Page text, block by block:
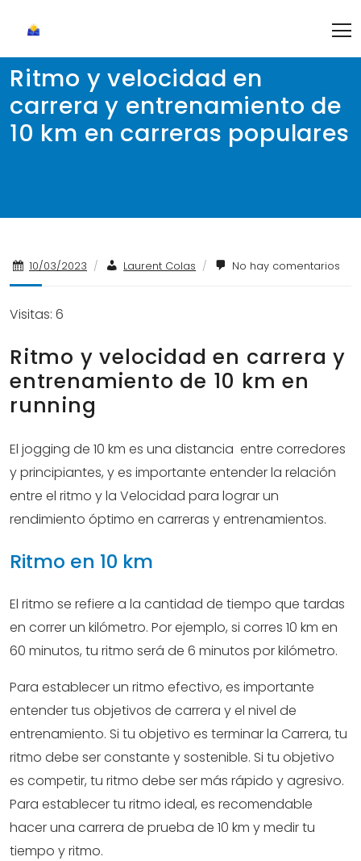
content
Ritmo y velocidad en
carrera y entrenamiento de
10 km en carreras populares
10/03/2023 / Laurent Colas / No hay comentarios
Visitas: 6
Ritmo y velocidad en carrera y
entrenamiento de 10 km en
running
El jogging de 10 km es una distancia entre corredores
y principiantes, y es importante entender la relación
entre el ritmo y la Velocidad para lograr un
rendimiento óptimo en carreras y entrenamientos.
Ritmo en 10 km
El ritmo se refiere a la cantidad de tiempo que tardas
en correr un kilómetro. Por ejemplo, si corres 10 km en
60 minutos, tu ritmo será de 6 minutos por kilómetro.
Para establecer un ritmo efectivo, es importante
entender tus objetivos de carrera y el nivel de
entrenamiento. Si tu objetivo es terminar la Carrera, tu
ritmo debe ser constante y sostenible. Si tu objetivo
es competir, tu ritmo debe ser más rápido y agresivo.
Para establecer tu ritmo ideal, es recomendable
hacer una carrera de prueba de 10 km y medir tu
tiempo y ritmo.